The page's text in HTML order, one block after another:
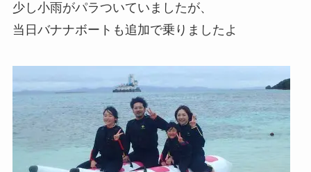
少し小雨がパラついていましたが、
当日バナナボートも追加で乗りましたよ